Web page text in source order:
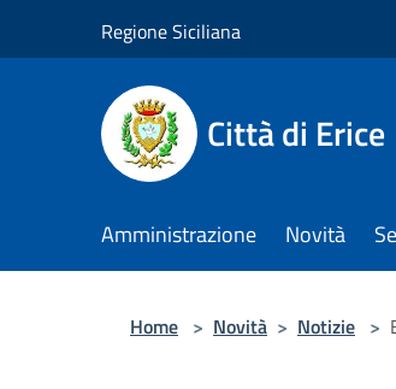
Regione Siciliana
Città di Erice
Amministrazione Novità
Home > Novità > Notizie >